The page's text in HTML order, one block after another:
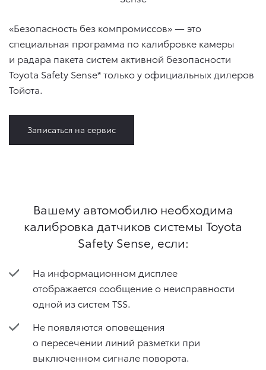
«Безопасность без компромиссов» — это
специальная программа по калибровке камеры
и радара пакета систем активной безопасности
Toyota Safety Sense* только у официальных дилеров
Тойота.
Записаться на сервис
Вашему автомобилю необходима
калибровка датчиков системы Toyota
Safety Sense, если:
На информационном дисплее
отображается сообщение о неисправности
одной из систем TSS.
Не появляются оповещения
о пересечении линий разметки при
выключенном сигнале поворота.